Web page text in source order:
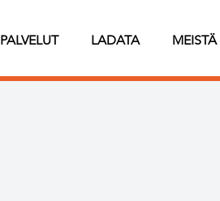
PALVELUT LADATA MEISTÄ